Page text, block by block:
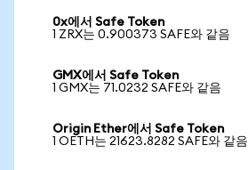
0x에서 Safe Token
1 ZRX는 0.900373 SAFE와 같음
GMX에서 Safe Token
1 GMX는 71.0232 SAFE와 같음
Origin Ether에서 Safe Token
1 OETH는 21623.8282 SAFE와 같음